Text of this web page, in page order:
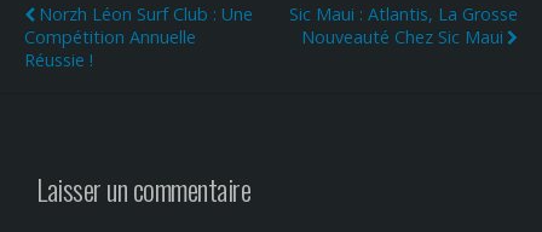
Norzh Léon Surf Club : Une
Compétition Annuelle
Réussie !
Sic Maui : Atlantis, La Grosse
Nouveauté Chez Sic Maui
Laisser un commentaire